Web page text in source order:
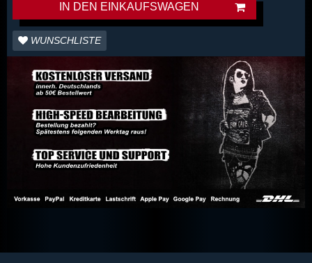
IN DEN EINKAUFSWAGEN
WUNSCHLISTE